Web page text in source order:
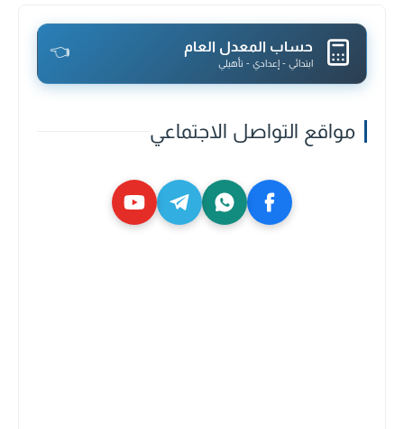
حساب المعدل العام
ابتدائي - إعدادي - تأهيلي
👈
مواقع التواصل الاجتماعي